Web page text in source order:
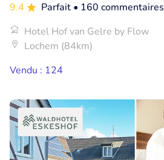
9.4 Parfait • 160 commentaires
Hotel Hof van Gelre by Flow
Lochem (84km)
Vendu : 124